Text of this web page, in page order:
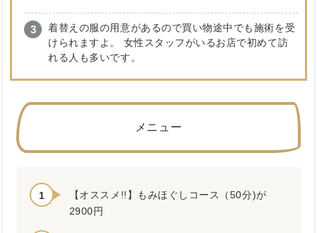
着替えの服の用意があるので買い物途中でも施術を受
けられますよ。 女性スタッフがいるお店で初めて訪
れる人も多いです。
メニュー
【オススメ!!】もみほぐしコース（50分)が
2900円